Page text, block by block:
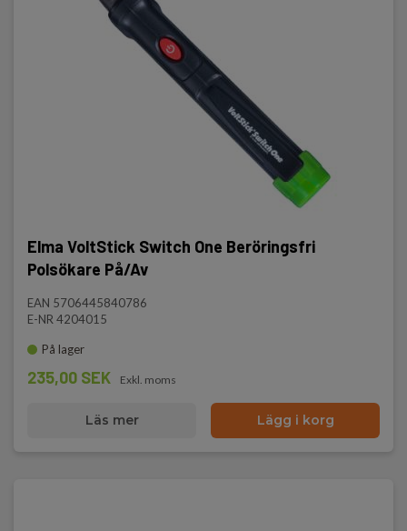
Elma VoltStick Switch One Beröringsfri
Polsökare På/Av
EAN 5706445840786
E-NR 4204015
På lager
235,00 SEK Exkl. moms
Läs mer Lägg i korg